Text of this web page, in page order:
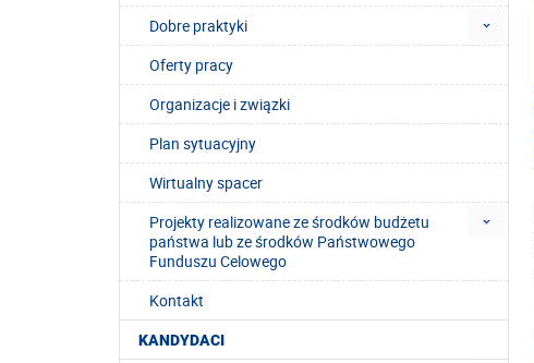
Dobre praktyki
Oferty pracy
Organizacje i związki
Plan sytuacyjny
Wirtualny spacer
Projekty realizowane ze środków budżetu
państwa lub ze środków Państwowego
Funduszu Celowego
Kontakt
KANDYDACI